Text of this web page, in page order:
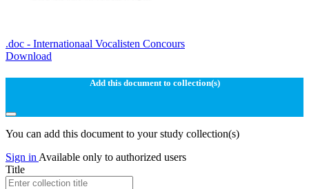
.doc - Internationaal Vocalisten Concours
Download
Add this document to collection(s)
You can add this document to your study collection(s)
Sign in Available only to authorized users
Title